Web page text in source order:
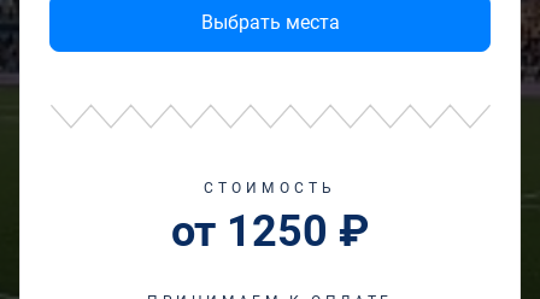
Выбрать места
СТОИМОСТЬ
от 1250 ₽